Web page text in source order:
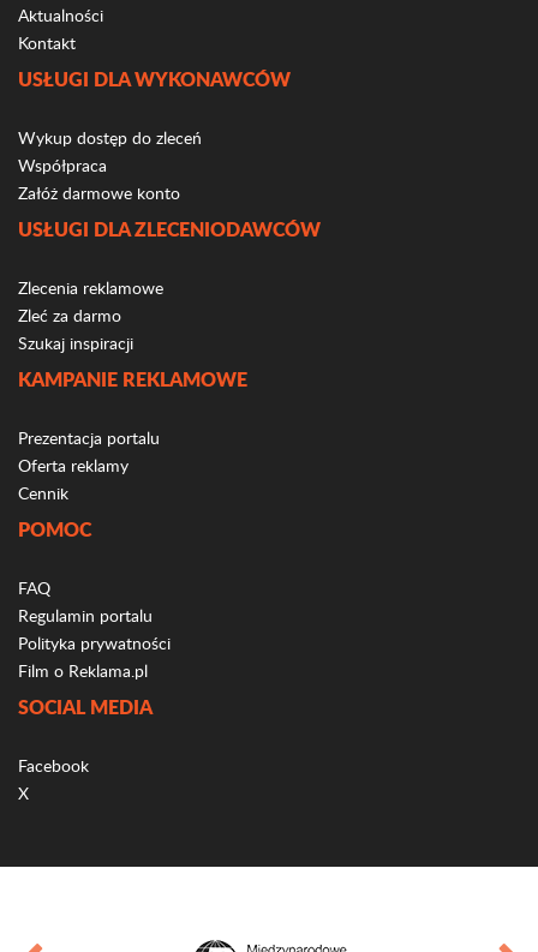
Aktualności
Kontakt
USŁUGI DLA WYKONAWCÓW
Wykup dostęp do zleceń
Współpraca
Załóż darmowe konto
USŁUGI DLA ZLECENIODAWCÓW
Zlecenia reklamowe
Zleć za darmo
Szukaj inspiracji
KAMPANIE REKLAMOWE
Prezentacja portalu
Oferta reklamy
Cennik
POMOC
FAQ
Regulamin portalu
Polityka prywatności
Film o Reklama.pl
SOCIAL MEDIA
Facebook
X